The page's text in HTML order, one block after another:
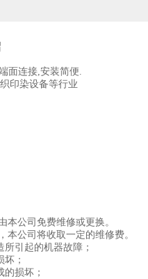
面连接,安装简便.
印染设备等行业
公司免费维修或更换。
公司将收取一定的维修费。
引起的机器故障；
；
损坏；